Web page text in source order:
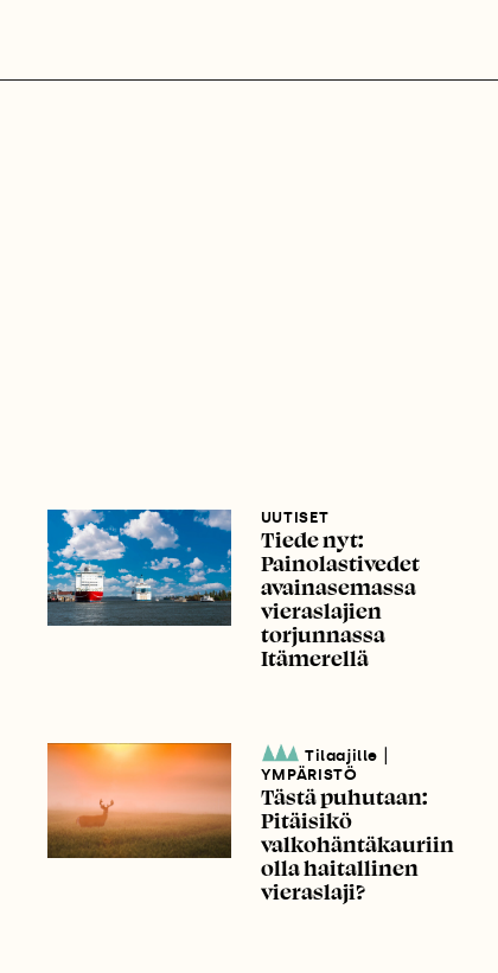
UUTISET
Tiede nyt:
Painolastivedet
avainasemassa
vieraslajien
torjunnassa
Itämerellä
Tilaajille |
YMPÄRISTÖ
Tästä puhutaan:
Pitäisikö
valkohäntäkauriin
olla haitallinen
vieraslaji?